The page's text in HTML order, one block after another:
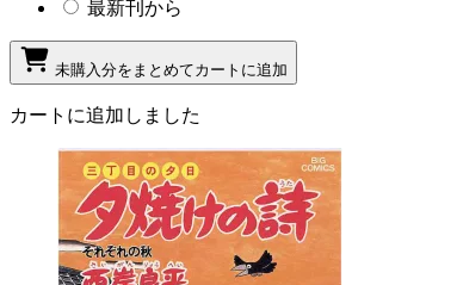
最新刊から
未購入分をまとめてカートに追加
カートに追加しました